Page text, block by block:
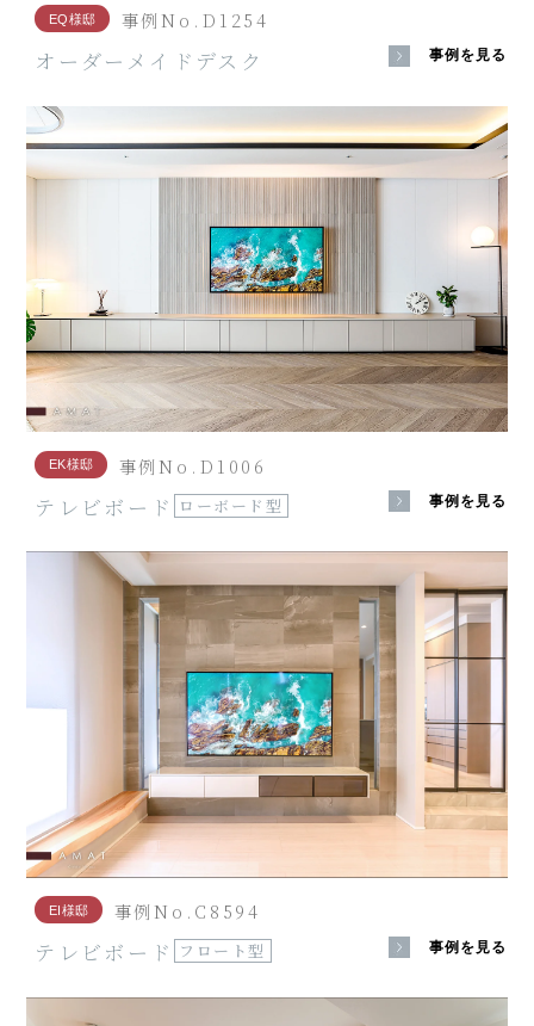
EQ様邸 事例No.D1254
オーダーメイドデスク 事例を見る
EK様邸 事例No.D1006
テレビボード ローボード型 事例を見る
EI様邸 事例No.C8594
テレビボード フロート型 事例を見る